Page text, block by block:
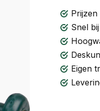
Snel
Eigen